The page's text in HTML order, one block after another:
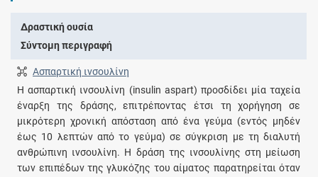
Δραστική ουσία
Σύντομη περιγραφή
Ασπαρτική ινσουλίνη
Η ασπαρτική ινσουλίνη (insulin aspart) προσδίδει μία ταχεία
έναρξη της δράσης, επιτρέποντας έτσι τη χορήγηση σε
μικρότερη χρονική απόσταση από ένα γεύμα (εντός μηδέν
έως 10 λεπτών από το γεύμα) σε σύγκριση με τη διαλυτή
ανθρώπινη ινσουλίνη. Η δράση της ινσουλίνης στη μείωση
των επιπέδων της γλυκόζης του αίματος παρατηρείται όταν